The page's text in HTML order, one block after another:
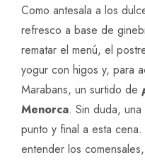
Como antesala a los
refresco a base de
rematar el menú, el
yogur con higos y, para
Marabans, un surtido de
Menorca. Sin duda,
punto y final a esta
entender los